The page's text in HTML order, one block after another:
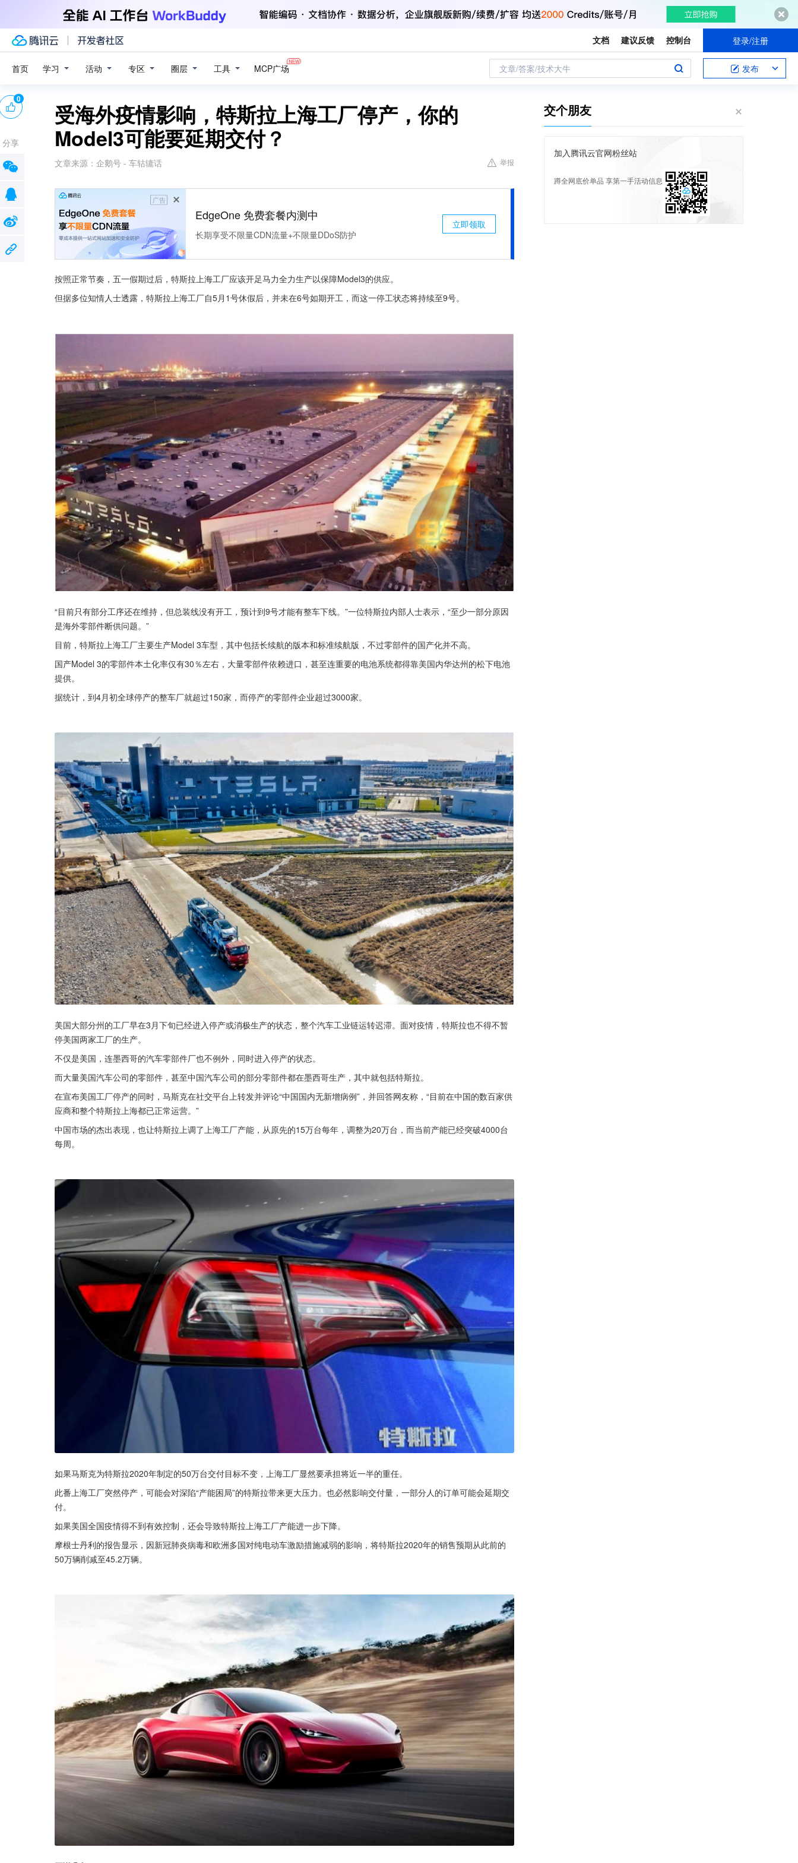
文档 建议反馈 控制台 登录/注册
首页 学习 活动 专区 圈层 工具 MCP广场 文章/答案/技术大牛 发布
受海外疫情影响，特斯拉上海工厂停产，你的
Model3可能要延期交付？
文章来源： 企鹅号 - 车轱辘话 举报
广告
EdgeOne 免费套餐内测中
长期享受不限量CDN流量+不限量DDoS防护
立即领取
按照正常节奏，五一假期过后，特斯拉上海工厂应该开足马力全力生产以保障Model3的供应。
但据多位知情人士透露，特斯拉上海工厂自5月1号休假后，并未在6号如期开工，而这一停工状态将持续至9号。
“目前只有部分工序还在维持，但总装线没有开工，预计到9号才能有整车下线。”一位特斯拉内部人士表示，“至少一部分原因
是海外零部件断供问题。”
目前，特斯拉上海工厂主要生产Model 3车型，其中包括长续航的版本和标准续航版，不过零部件的国产化并不高。
国产Model 3的零部件本土化率仅有30％左右，大量零部件依赖进口，甚至连重要的电池系统都得靠美国内华达州的松下电池
提供。
据统计，到4月初全球停产的整车厂就超过150家，而停产的零部件企业超过3000家。
美国大部分州的工厂早在3月下旬已经进入停产或消极生产的状态，整个汽车工业链运转迟滞。面对疫情，特斯拉也不得不暂
停美国两家工厂的生产。
不仅是美国，连墨西哥的汽车零部件厂也不例外，同时进入停产的状态。
而大量美国汽车公司的零部件，甚至中国汽车公司的部分零部件都在墨西哥生产，其中就包括特斯拉。
在宣布美国工厂停产的同时，马斯克在社交平台上转发并评论“中国国内无新增病例”，并回答网友称，“目前在中国的数百家供
应商和整个特斯拉上海都已正常运营。”
中国市场的杰出表现，也让特斯拉上调了上海工厂产能，从原先的15万台每年，调整为20万台，而当前产能已经突破4000台
每周。
如果马斯克为特斯拉2020年制定的50万台交付目标不变，上海工厂显然要承担将近一半的重任。
此番上海工厂突然停产，可能会对深陷“产能困局”的特斯拉带来更大压力。也必然影响交付量，一部分人的订单可能会延期交
付。
如果美国全国疫情得不到有效控制，还会导致特斯拉上海工厂产能进一步下降。
摩根士丹利的报告显示，因新冠肺炎病毒和欧洲多国对纯电动车激励措施减弱的影响，将特斯拉2020年的销售预期从此前的
50万辆削减至45.2万辆。
0
分享
交个朋友
加入腾讯云官网粉丝站
蹲全网底价单品 享第一手活动信息